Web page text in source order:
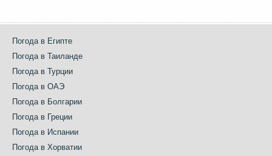
Погода в Египте
Погода в Таиланде
Погода в Турции
Погода в ОАЭ
Погода в Болгарии
Погода в Греции
Погода в Испании
Погода в Хорватии